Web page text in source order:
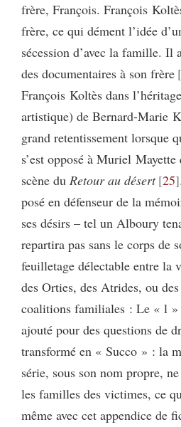
frère, François. François
frère, ce qui dément l’idée
sécession d’avec la famille. Il
des documentaires à son frère
François Koltès dans
artistique) de Bernard-Marie
grand retentissement lorsque
s’est opposé à Muriel
scène du Retour au désert 25
posé en défenseur de la
ses désirs – tel un Alboury
repartira pas sans le corps de
feuilletage délectable entre la
des Orties, des Atrides, ou
coalitions familiales : Le « l »
ajouté pour des questions de
transformé en « Succo » : la
série, sous son nom propre,
les familles des victimes, ce
même avec cet appendice de